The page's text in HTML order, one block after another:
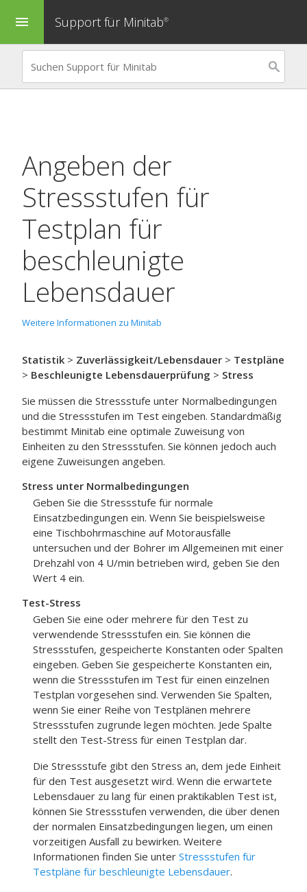
menu Support für Minitab®
Angeben der
Stressstufen für
Testplan für
beschleunigte
Lebensdauer
Weitere Informationen zu Minitab
Statistik > Zuverlässigkeit/Lebensdauer > Testpläne
> Beschleunigte Lebensdauerprüfung > Stress
Sie müssen die Stressstufe unter Normalbedingungen
und die Stressstufen im Test eingeben. Standardmäßig
bestimmt Minitab eine optimale Zuweisung von
Einheiten zu den Stressstufen. Sie können jedoch auch
eigene Zuweisungen angeben.
Stress unter Normalbedingungen
Geben Sie die Stressstufe für normale
Einsatzbedingungen ein. Wenn Sie beispielsweise
eine Tischbohrmaschine auf Motorausfälle
untersuchen und der Bohrer im Allgemeinen mit einer
Drehzahl von 4 U/min betrieben wird, geben Sie den
Wert 4 ein.
Test-Stress
Geben Sie eine oder mehrere für den Test zu
verwendende Stressstufen ein. Sie können die
Stressstufen, gespeicherte Konstanten oder Spalten
eingeben. Geben Sie gespeicherte Konstanten ein,
wenn die Stressstufen im Test für einen einzelnen
Testplan vorgesehen sind. Verwenden Sie Spalten,
wenn Sie einer Reihe von Testplänen mehrere
Stressstufen zugrunde legen möchten. Jede Spalte
stellt den Test-Stress für einen Testplan dar.
Die Stressstufe gibt den Stress an, dem jede Einheit
für den Test ausgesetzt wird. Wenn die erwartete
Lebensdauer zu lang für einen praktikablen Test ist,
können Sie Stressstufen verwenden, die über denen
der normalen Einsatzbedingungen liegen, um einen
vorzeitigen Ausfall zu bewirken. Weitere
Informationen finden Sie unter Stressstufen für
Testpläne für beschleunigte Lebensdauer.